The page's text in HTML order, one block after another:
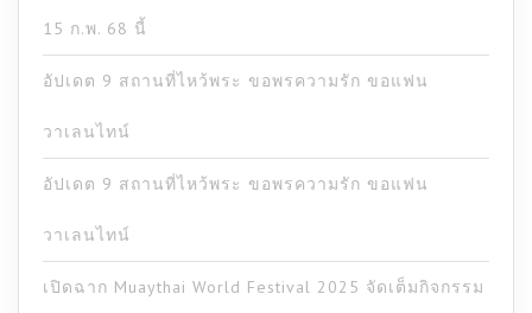
15 ก.พ. 68 นี้
อัปเดต 9 สถานที่ไหว้พระ ขอพรความรัก ขอแฟน
วาเลนไทน์
อัปเดต 9 สถานที่ไหว้พระ ขอพรความรัก ขอแฟน
วาเลนไทน์
เปิดฉาก Muaythai World Festival 2025 จัดเต็มกิจกรรม